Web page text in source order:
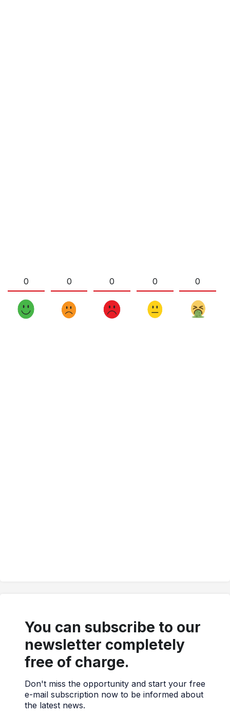
0 0 0 0 0
You can subscribe to our
newsletter completely
free of charge.
Don't miss the opportunity and start your free
e-mail subscription now to be informed about
the latest news.